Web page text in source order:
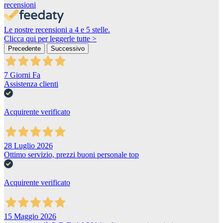
recensioni
Le nostre recensioni a 4 e 5 stelle.
Clicca qui per leggerle tutte >
Precedente Successivo
7 Giorni Fa
Assistenza clienti
Acquirente verificato
28 Luglio 2026
Ottimo servizio, prezzi buoni personale top
Acquirente verificato
15 Maggio 2026